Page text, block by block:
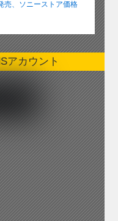
、ソニーストア価格
アカウント